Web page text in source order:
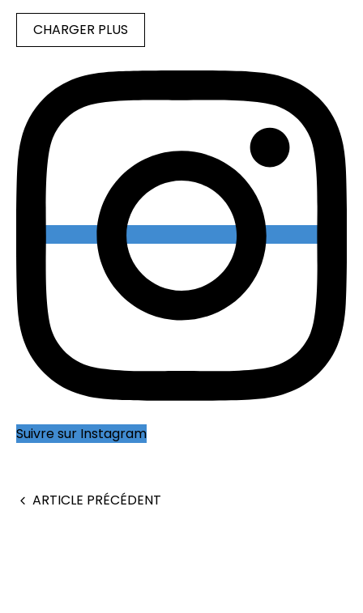
CHARGER PLUS
Suivre sur Instagram
ARTICLE PRÉCÉDENT